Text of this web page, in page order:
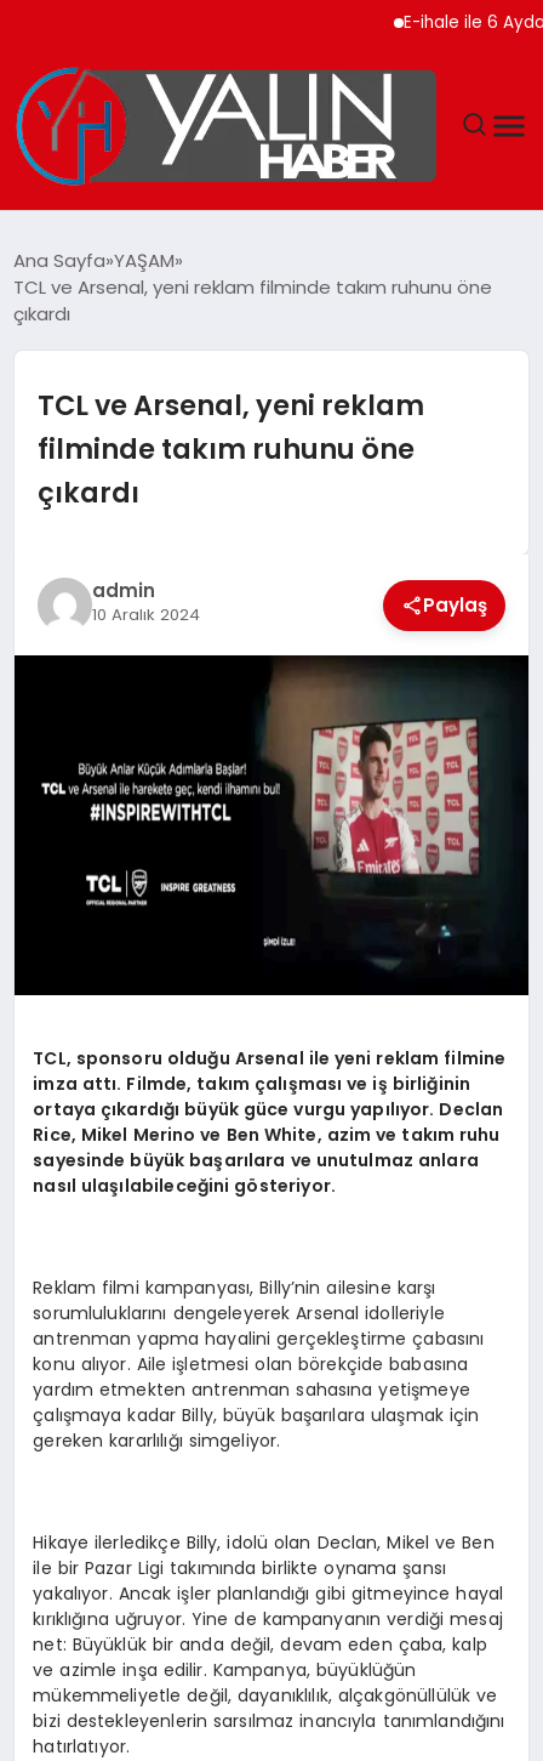
E-ihale ile 6 Ayda 2.7
SPOR
YAŞAM
TEKNOLOJİ
Ana Sayfa YAŞAM
TCL ve Arsenal, yeni reklam filminde takım ruhunu öne
çıkardı
TCL ve Arsenal, yeni reklam
filminde takım ruhunu öne
çıkardı
admin
10 Aralık 2024 Paylaş
TCL, sponsoru olduğu Arsenal ile yeni reklam filmine
imza attı. Filmde, takım çalışması ve iş birliğinin
ortaya çıkardığı büyük güce vurgu yapılıyor. Declan
Rice, Mikel Merino ve Ben White, azim ve takım ruhu
sayesinde büyük başarılara ve unutulmaz anlara
nasıl ulaşılabileceğini gösteriyor.
Reklam filmi kampanyası, Billy’nin ailesine karşı
sorumluluklarını dengeleyerek Arsenal idolleriyle
antrenman yapma hayalini gerçekleştirme çabasını
konu alıyor. Aile işletmesi olan börekçide babasına
yardım etmekten antrenman sahasına yetişmeye
çalışmaya kadar Billy, büyük başarılara ulaşmak için
gereken kararlılığı simgeliyor.
Hikaye ilerledikçe Billy, idolü olan Declan, Mikel ve Ben
ile bir Pazar Ligi takımında birlikte oynama şansı
yakalıyor. Ancak işler planlandığı gibi gitmeyince hayal
kırıklığına uğruyor. Yine de kampanyanın verdiği mesaj
net: Büyüklük bir anda değil, devam eden çaba, kalp
ve azimle inşa edilir. Kampanya, büyüklüğün
mükemmeliyetle değil, dayanıklılık, alçakgönüllülük ve
bizi destekleyenlerin sarsılmaz inancıyla tanımlandığını
hatırlatıyor.